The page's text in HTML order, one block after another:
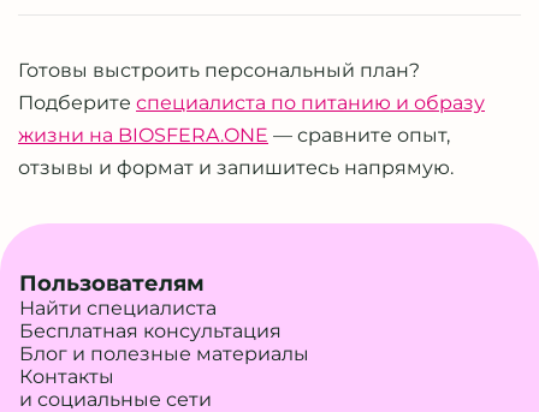
Готовы выстроить персональный план?
Подберите специалиста по питанию и образу
жизни на BIOSFERA.ONE — сравните опыт,
отзывы и формат и запишитесь напрямую.
Пользователям
Найти специалиста
Бесплатная консультация
Блог и полезные материалы
Контакты
и социальные сети